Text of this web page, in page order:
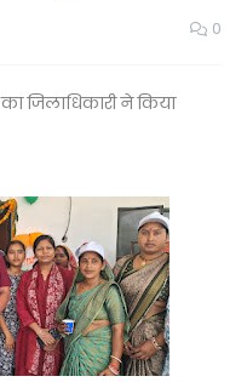
0
जिलाधिकारी ने किया